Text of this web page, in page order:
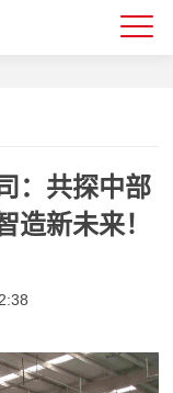
：共探中部
造新未来！